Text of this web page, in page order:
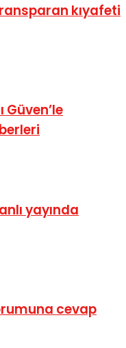
kıyafeti
Güven’le
yayında
cevap